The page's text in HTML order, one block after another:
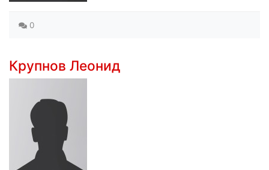
0
Крупнов Леонид